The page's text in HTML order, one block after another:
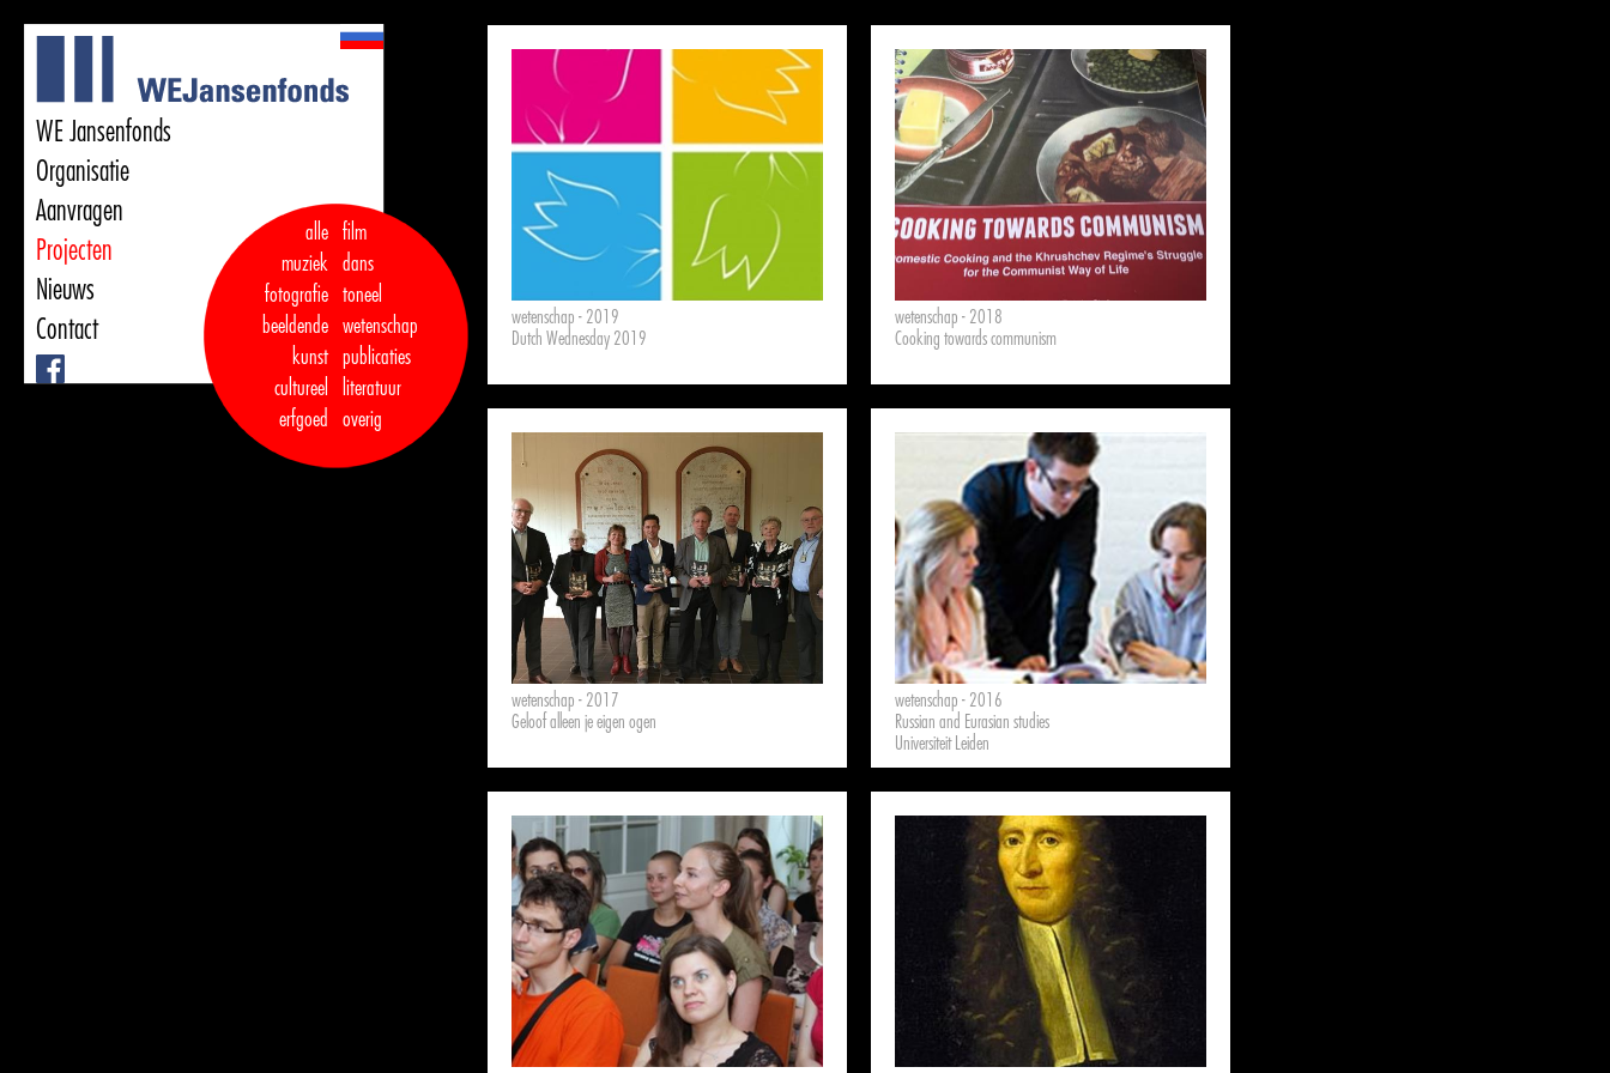
WE Jansenfonds
Organisatie
Aanvragen
Projecten
Nieuws
Contact
alle
muziek
fotografie
beeldende
kunst
cultureel
erfgoed
film
dans
toneel
wetenschap
publicaties
literatuur
overig
wetenschap - 2019
Dutch Wednesday 2019
wetenschap - 2018
Cooking towards communism
wetenschap - 2017
Geloof alleen je eigen ogen
wetenschap - 2016
Russian and Eurasian studies
Universiteit Leiden